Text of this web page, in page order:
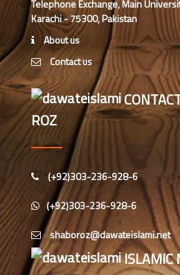
مدارس المدینہ کل وقتی(للبنین) کا
تعارف
شعبہ ماہنامہ خواتین کا مختصر تعارف
اسپیشل پرسنز ڈیپارٹمنٹ دعوت
اسلامی کاتعارف
چائنیز لینگوئج ڈیپارٹمنٹ
دارالمدینہ کاتعارف
Telephone Exchange, Main
Karachi - 75300, Pakistan
About us
Contact us
ROZ
(+92)303-236-928-6
(+92)303-236-928-6
ISLAMIC